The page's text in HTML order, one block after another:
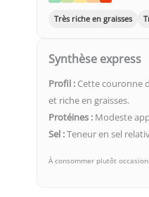
Très riche en graisses
Synthèse express
Profil : Cette couronne
et riche en graisses.
Protéines : Modeste
Sel :Teneur en sel
À consommer plutôt